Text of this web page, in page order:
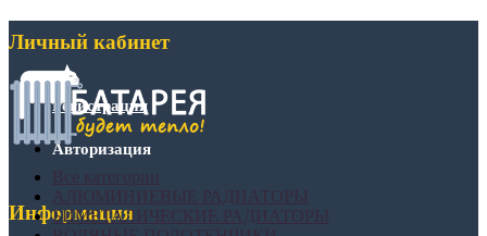
Личный кабинет
Регистрация
Авторизация
Информация
БИМЕТАЛИЧЕСКИЕ РАДИАТОРЫ